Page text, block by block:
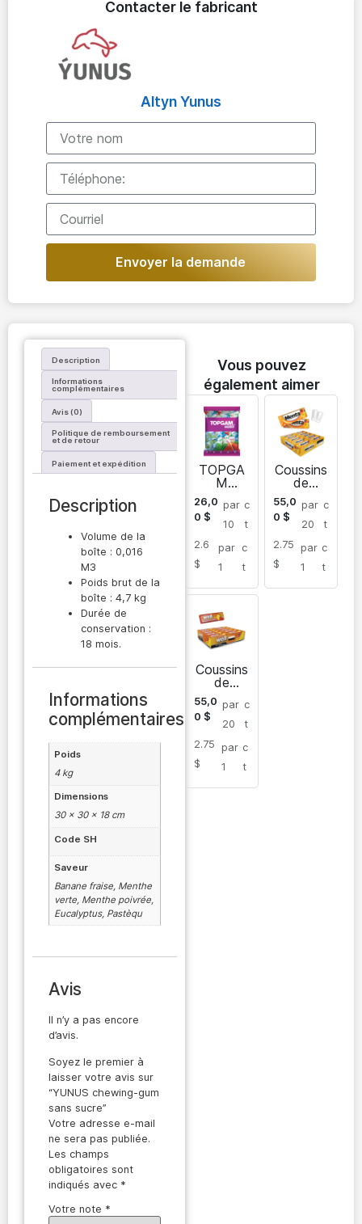
Contacter le fabricant
Altyn Yunus
Envoyer la demande
Description
Informations
complémentaires
Avis (0)
Politique de remboursement
et de retour
Paiement et expédition
Description
Volume de la
boîte : 0,016
M3
Poids brut de la
boîte : 4,7 kg
Durée de
conservation :
18 mois.
Informations
complémentaires
Poids
4 kg
Dimensions
30 × 30 × 18 cm
Code SH
Saveur
Banane fraise, Menthe
verte, Menthe poivrée,
Eucalyptus, Pastèqu
Avis
Il n’y a pas encore
d’avis.
Soyez le premier à
laisser votre avis sur
“YUNUS chewing-gum
sans sucre”
Votre adresse e-mail
ne sera pas publiée.
Les champs
obligatoires sont
indiqués avec *
Votre note *
Vous pouvez
également aimer
TOPGA
M
chewing-
gum mix
fruit
26,0
0 $
par
10
c
t
2.6
$
par
1
c
t
Coussins
de
chewing-
gum
MENTA
sucre
55,0
0 $
par
20
c
t
2.75
$
par
1
c
t
Coussins
de
chewing-
gum
WELL
sucre
55,0
0 $
par
20
c
t
2.75
$
par
1
c
t